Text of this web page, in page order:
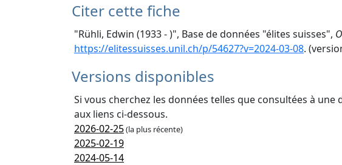
Citer cette fiche
"Rühli, Edwin (1933 - )", Base de données "élites suisses",
https://elitessuisses.unil.ch/p/54627?v=2024-03-08.
Versions disponibles
Si vous cherchez les données telles que consultées à
aux liens ci-dessous.
2026-02-25(la plus récente)
2025-02-19
2024-05-14